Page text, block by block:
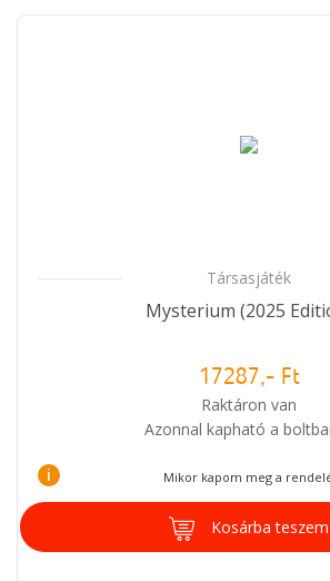
Társasjáték
Mysterium (2025
17287,- Ft
Raktáron van
Azonnal kapható a
i Mikor kapom meg a
Kosárba teszem